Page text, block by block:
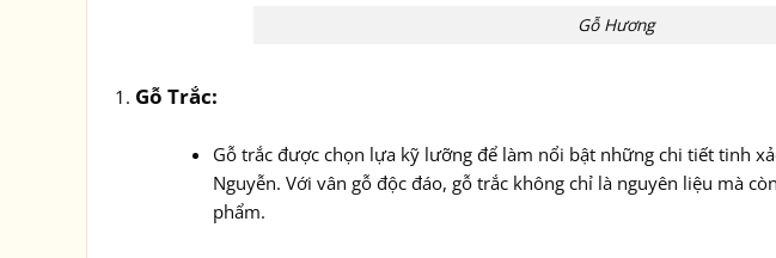
Gỗ Hương
Gỗ Trắc:
Gỗ trắc được chọn lựa kỹ lưỡng để làm nổi bật những chi tiết tinh
Nguyễn. Với vân gỗ độc đáo, gỗ trắc không chỉ là nguyên liệu mà
phẩm.